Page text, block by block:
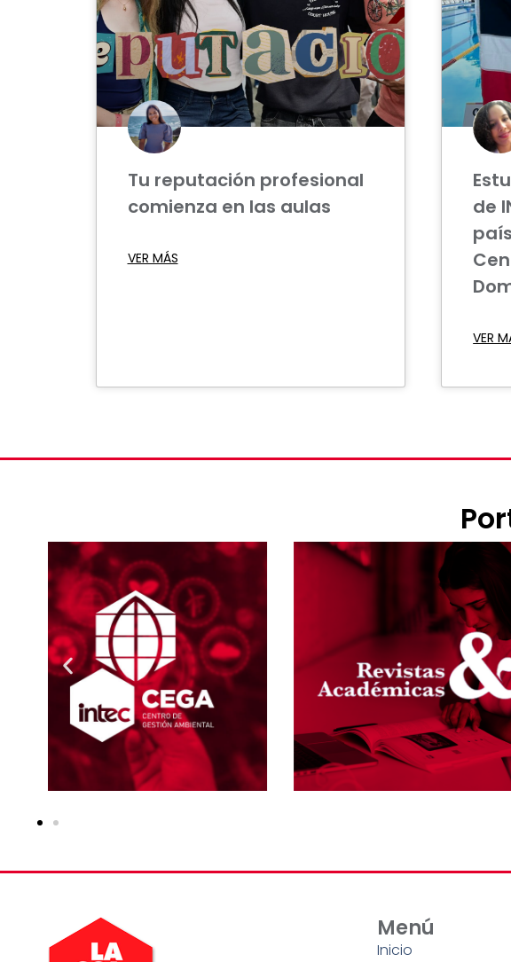
Tu reputación profesional
comienza en las aulas
VER MÁS
de
VER
Menú
Inicio